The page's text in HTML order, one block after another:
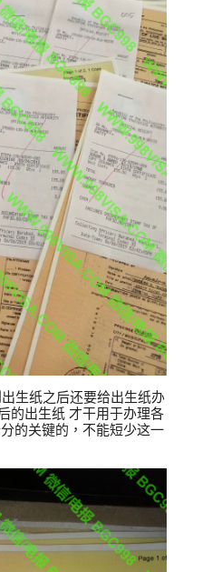
生纸之后还要给出生纸办
的出生纸 才干用于办理各
的关键的，不能短少这一